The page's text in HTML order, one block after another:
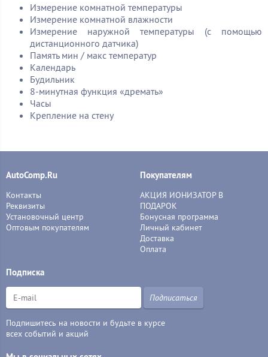
Измерение комнатной температуры
Измерение комнатной влажности
Измерение наружной температуры (с помощью
дистанционного датчика)
Память мин / макс температур
Календарь
Будильник
8-минутная функция «дремать»
Часы
Крепление на стену
AutoComp.Ru
Контакты
Реквизиты
Установочный центр
Оптовым покупателям
Покупателям
АКЦИЯ ИОНИЗАТОР В
ПОДАРОК
Бонусная программа
Личный кабинет
Доставка
Оплата
Подписка
Подписаться
Подпишитесь на новости и будьте в курсе
всех событий и акций